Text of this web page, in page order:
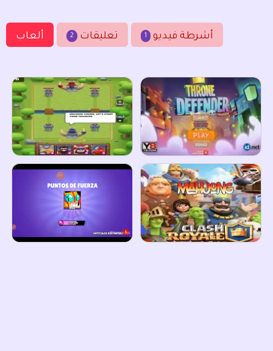
ألعاب 2 تعليقات 1 أشرطة فيديو